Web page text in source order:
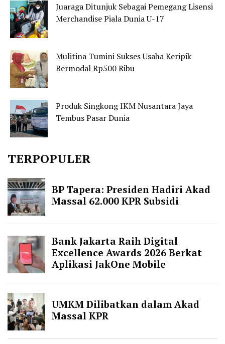
Juaraga Ditunjuk Sebagai Pemegang Lisensi
Merchandise Piala Dunia U-17
Mulitina Tumini Sukses Usaha Keripik
Bermodal Rp500 Ribu
Produk Singkong IKM Nusantara Jaya
Tembus Pasar Dunia
TERPOPULER